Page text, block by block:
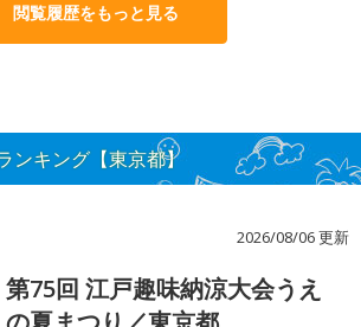
閲覧履歴をもっと見る
ンキング【東京都】
2026/08/06 更新
第75回 江戸趣味納涼大会うえ